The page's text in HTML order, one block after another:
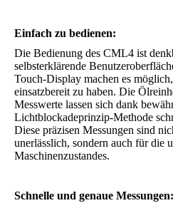
Einfach zu bedienen:
Die Bedienung des CML4 ist
selbsterklärende
Touch-Display machen es
einsatzbereit zu haben. Die
Messwerte lassen sich dank
Lichtblockadeprinzip-Methode
Diese präzisen Messungen sind
unerlässlich, sondern auch für die
Maschinenzustandes.
Schnelle und genaue Messungen: